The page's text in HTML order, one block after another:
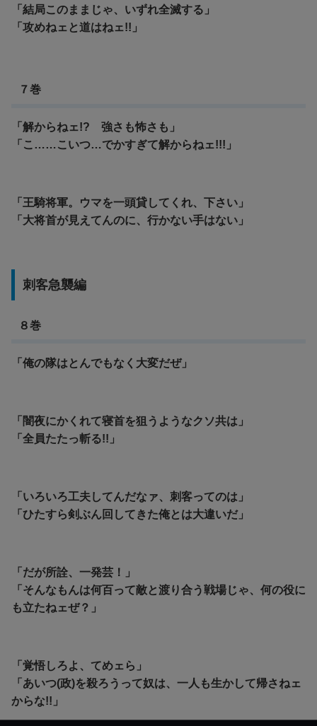
「結局このままじゃ、いずれ全滅する」
「攻めねェと道はねェ!!」
７巻
「解からねェ!? 強さも怖さも」
「こ……こいつ…でかすぎて解からねェ!!!」
「王騎将軍。ウマを一頭貸してくれ、下さい」
「大将首が見えてんのに、行かない手はない」
刺客急襲編
８巻
「俺の隊はとんでもなく大変だぜ」
「闇夜にかくれて寝首を狙うようなクソ共は」
「全員たたっ斬る!!」
「いろいろ工夫してんだなァ、刺客ってのは」
「ひたすら剣ぶん回してきた俺とは大違いだ」
「だが所詮、一発芸！」
「そんなもんは何百って敵と渡り合う戦場じゃ、何の役に
も立たねェぜ？」
「覚悟しろよ、てめェら」
「あいつ(政)を殺ろうって奴は、一人も生かして帰さねェ
からな!!」